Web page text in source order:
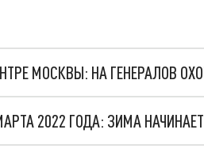
МОСКВЫ: НА ГЕНЕРАЛОВ